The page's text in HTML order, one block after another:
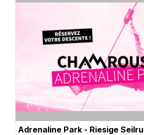
Adrenaline Park - Riesige